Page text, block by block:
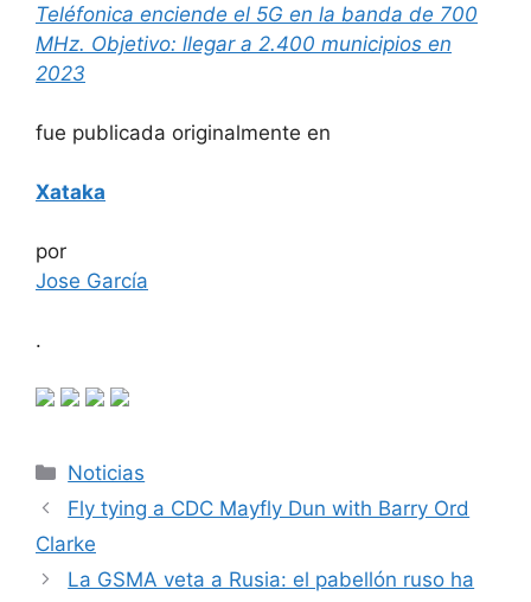
Teléfonica enciende el 5G en la banda de 700
MHz. Objetivo: llegar a 2.400 municipios en
2023
fue publicada originalmente en
Xataka
por
Jose García
.
Categorías
Noticias
Fly tying a CDC Mayfly Dun with Barry Ord
Clarke
La GSMA veta a Rusia: el pabellón ruso ha